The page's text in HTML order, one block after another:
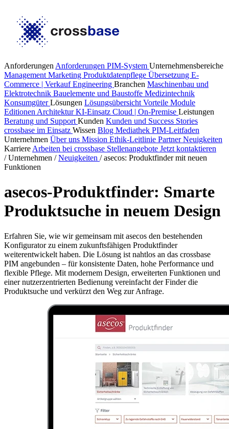
Anforderungen Anforderungen PIM-System Unternehmensbereiche
Management Marketing Produktdatenpflege Übersetzung E-
Commerce | VerkaufEngineering Branchen Maschinenbau und
Elektrotechnik Bauelemente und Baustoffe Medizintechnik
KonsumgüterLösungen Lösungsübersicht Vorteile Module
Editionen ArchitekturKI-Einsatz Cloud | On-Premise Leistungen
Beratung und Support Kunden Kunden und Success Stories
crossbase im Einsatz Wissen Blog Mediathek PIM-Leitfaden
Unternehmen Über uns Mission Ethik-Leitlinie PartnerNeuigkeiten
Karriere Arbeiten bei crossbase Stellenangebote Jetzt kontaktieren
/ Unternehmen / Neuigkeiten / asecos: Produktfinder mit neuen
Funktionen
asecos-Produktfinder: Smarte
Produktsuche in neuem Design
Erfahren Sie, wie wir gemeinsam mit asecos den bestehenden
Konfigurator zu einem zukunftsfähigen Produktfinder
weiterentwickelt haben. Die Lösung ist nahtlos an das crossbase
PIM angebunden – für konsistente Daten, hohe Performance und
flexible Pflege. Mit modernem Design, erweiterten Funktionen und
einer nutzerzentrierten Bedienung vereinfacht der Finder die
Produktsuche und verkürzt den Weg zur Anfrage.